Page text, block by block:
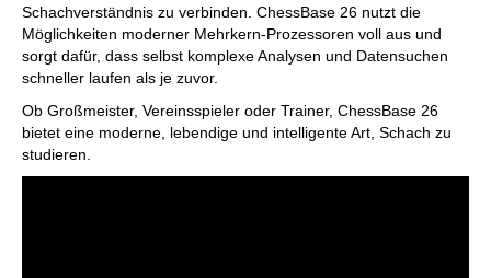
Schachverständnis zu verbinden. ChessBase 26 nutzt die
Möglichkeiten moderner Mehrkern-Prozessoren voll aus und
sorgt dafür, dass selbst komplexe Analysen und Datensuchen
schneller laufen als je zuvor.
Ob Großmeister, Vereinsspieler oder Trainer, ChessBase 26
bietet eine moderne, lebendige und intelligente Art, Schach zu
studieren.